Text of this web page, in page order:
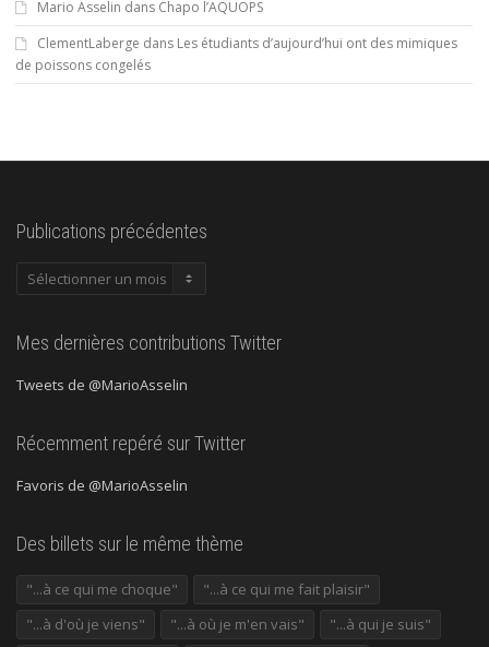
Mario Asselin dans Chapo l’AQUOPS
ClementLaberge dans Les étudiants d’aujourd’hui ont des mimiques
de poissons congelés
Publications précédentes
Publications
Mes dernières contributions Twitter
Tweets de @MarioAsselin
Récemment repéré sur Twitter
Favoris de @MarioAsselin
Des billets sur le même thème
"...à ce qui me choque"
"...à ce qui me fait plaisir"
"...à d'où je viens"
"...à où je m'en vais"
"...à qui je suis"